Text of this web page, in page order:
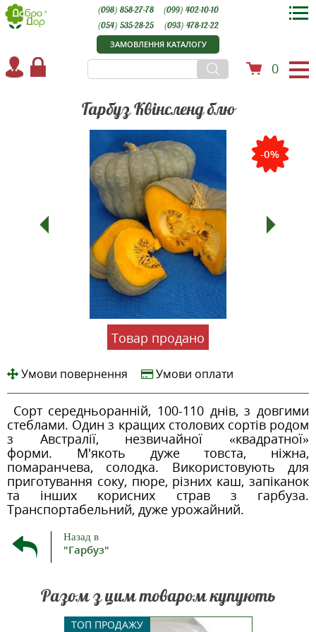
ЗАМОВЛЕННЯ КАТАЛОГУ
0
(098) 858-27-78
(099) 402-10-10
(054) 535-28-25
(093) 478-12-22
Гарбуз Квінсленд блю
-0%
Товар продано
Умови повернення Умови оплати
Сорт середньоранній, 100-110 днів, з довгими
стеблами. Один з кращих столових сортів родом
з Австралії, незвичайної «квадратної»
форми. М'якоть дуже товста, ніжна,
помаранчева, солодка. Використовують для
приготування соку, пюре, різних каш, запіканок
та інших корисних страв з гарбуза.
Транспортабельний, дуже урожайний.
Назад в
"Гарбуз"
Разом з цим товаром купують
ТОП ПРОДАЖУ
Стимулятор росту і підвищення